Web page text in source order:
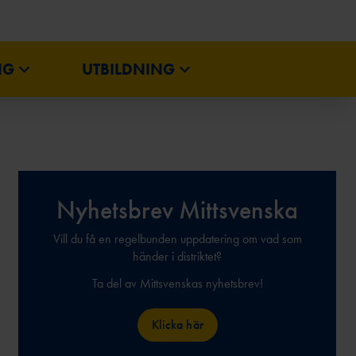
UTBILDNING
Nyhetsbrev Mittsvenska
Vill du få en regelbunden uppdatering om vad som
händer i distriktet?
Ta del av Mittsvenskas nyhetsbrev!
Klicka här